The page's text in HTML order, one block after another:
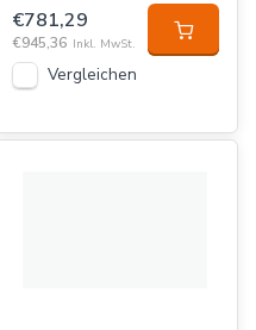
€781,29
€945,36 Inkl. MwSt.
Vergleichen